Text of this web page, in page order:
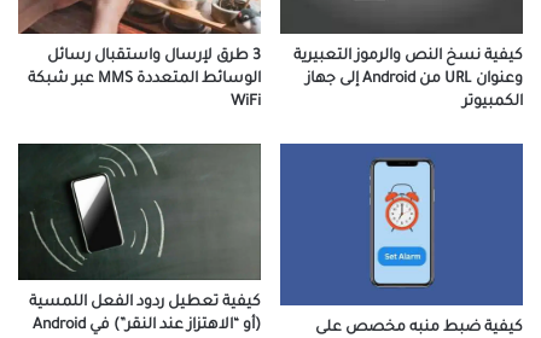
كيفية نسخ النص والرموز التعبيرية
وعنوان URL من Android إلى جهاز
الكمبيوتر
3 طرق لإرسال واستقبال رسائل
الوسائط المتعددة MMS عبر شبكة
WiFi
كيفية ضبط منبه مخصص على
كيفية تعطيل ردود الفعل اللمسية
(أو “الاهتزاز عند النقر”) في Android